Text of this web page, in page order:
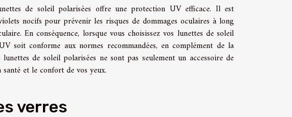
de soleil polarisées offre une protection UV efficace. Il est
nocifs pour prévenir les risques de dommages oculaires à long
En conséquence, lorsque vous choisissez vos lunettes de soleil
soit conforme aux normes recommandées, en complément de la
de soleil polarisées ne sont pas seulement un accessoire de
et le confort de vos yeux.
verres